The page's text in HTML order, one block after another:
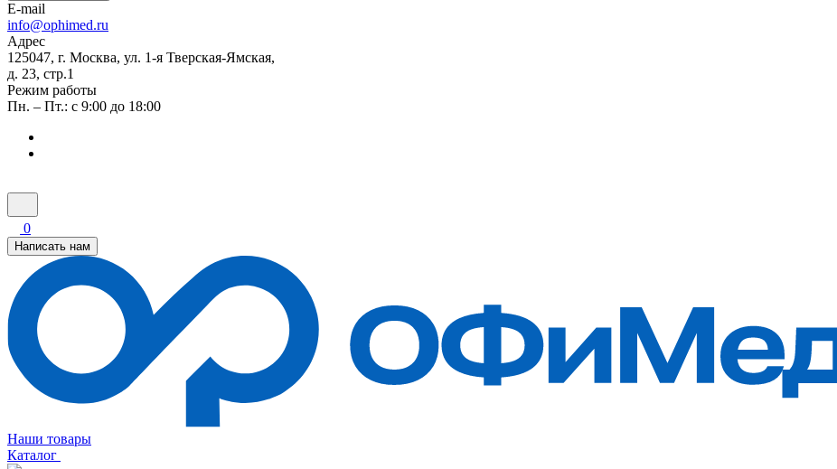
E-mail
info@ophimed.ru
Адрес
125047, г. Москва, ул. 1-я Тверская-Ямская,
д. 23, стр.1
Режим работы
Пн. – Пт.: с 9:00 до 18:00
0
Написать нам
Наши товары
Каталог